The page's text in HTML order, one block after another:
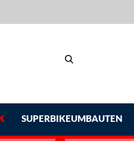
SUPERBIKEUMBAUTEN